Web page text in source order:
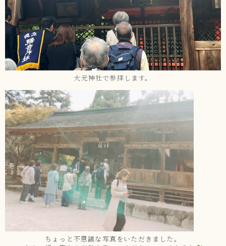
大元神社で参拝します。
ちょっと不思議な写真をいただきました。